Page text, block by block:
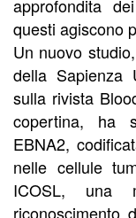
approfondita
questi agiscono
Un nuovo
della Sapienza
sulla rivista
copertina, ha
EBNA2,
nelle cellule
ICOSL, una
riconoscimento